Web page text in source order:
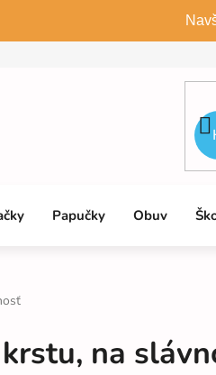
Papučky Obuv
na